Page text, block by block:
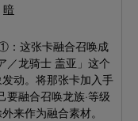
暗
：这张卡融合召唤成
／龙骑士 盖亚」这个
动。将那张卡加入手
融合召唤龙族·等级
来作为融合素材。